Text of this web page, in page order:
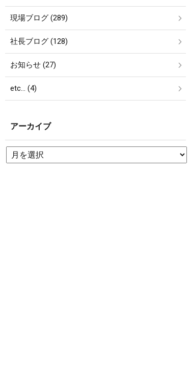
現場ブログ (289)
社長ブログ (128)
お知らせ (27)
etc… (4)
アーカイブ